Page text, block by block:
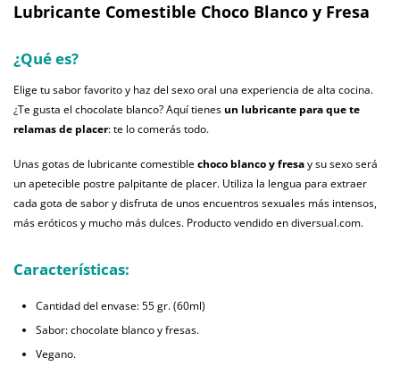
Lubricante Comestible Choco Blanco y Fresa
¿Qué es?
Elige tu sabor favorito y haz del sexo oral una experiencia de alta cocina.
¿Te gusta el chocolate blanco? Aquí tienesun lubricante para que te
relamas de placer: te lo comerás todo.
Unas gotas de lubricante comestiblechoco blanco y fresay su sexo será
un apetecible postre palpitante de placer. Utiliza la lengua para extraer
cada gota de sabor y disfruta de unos encuentros sexuales más intensos,
más eróticos y mucho más dulces. Producto vendido en diversual.com.
Características:
Cantidad del envase: 55 gr. (60ml)
Sabor: chocolate blanco y fresas.
Vegano.